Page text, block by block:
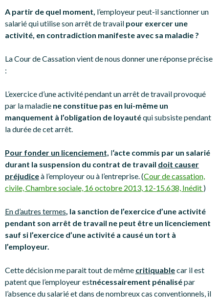
A partir de quel moment, l’employeur peut-il sanctionner un
salarié qui utilise son arrêt de travail pour exercer une
activité, en contradiction manifeste avec sa maladie ?
La Cour de Cassation vient de nous donner une réponse précise
:
L’exercice d’une activité pendant un arrêt de travail provoqué
par la maladie ne constitue pas en lui-même un
manquement à l’obligation de loyautéqui subsiste pendant
la durée de cet arrêt.
Pour fonder un licenciement, l‘acte commis par un salarié
durant la suspension du contrat de travail doit causer
préjudiceà l’employeur ou à l’entreprise. (Cour de cassation,
civile, Chambre sociale, 16 octobre 2013, 12-15.638, Inédit )
En d’autres termes, la sanction de l’exercice d’une activité
pendant son arrêt de travail ne peut être un licenciement
sauf si l’exercice d’une activité a causé un tort à
l’employeur.
Cette décision me parait tout de même critiquablecar il est
patent que l’employeur estnécessairement pénalisépar
l’absence du salarié et dans de nombreux cas conventionnels, il